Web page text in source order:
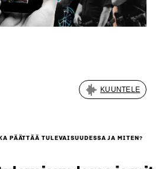
KUUNTELE
PÄÄTTÄÄ TULEVAISUUDESSA JA MITEN?